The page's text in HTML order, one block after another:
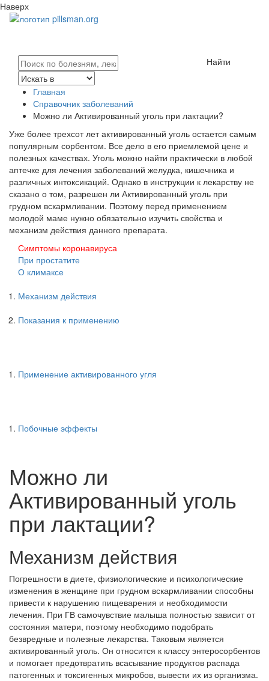
Наверх
Найти
Главная
Справочник заболеваний
Можно ли Активированный уголь при лактации?
Уже более трехсот лет активированный уголь остается самым
популярным сорбентом. Все дело в его приемлемой цене и
полезных качествах. Уголь можно найти практически в любой
аптечке для лечения заболеваний желудка, кишечника и
различных интоксикаций. Однако в инструкции к лекарству не
сказано о том, разрешен ли Активированный уголь при
грудном вскармливании. Поэтому перед применением
молодой маме нужно обязательно изучить свойства и
механизм действия данного препарата.
Симптомы коронавируса
При простатите
О климаксе
Механизм действия
Показания к применению
Применение активированного угля
Побочные эффекты
Можно ли
Активированный уголь
при лактации?
Механизм действия
Погрешности в диете, физиологические и психологические
изменения в женщине при грудном вскармливании способны
привести к нарушению пищеварения и необходимости
лечения. При ГВ самочувствие малыша полностью зависит от
состояния матери, поэтому необходимо подобрать
безвредные и полезные лекарства. Таковым является
активированный уголь. Он относится к классу энтеросорбентов
и помогает предотвратить всасывание продуктов распада
патогенных и токсигенных микробов, вывести их из организма.